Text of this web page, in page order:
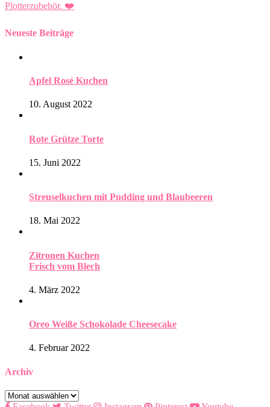
Plotterzubehör. ❤️
Neueste Beiträge
Apfel Rosé Kuchen
10. August 2022
Rote Grütze Torte
15. Juni 2022
Streuselkuchen mit Pudding und Blaubeeren
18. Mai 2022
Zitronen Kuchen
Frisch vom Blech
4. März 2022
Oreo Weiße Schokolade Cheesecake
4. Februar 2022
Archiv
Archiv